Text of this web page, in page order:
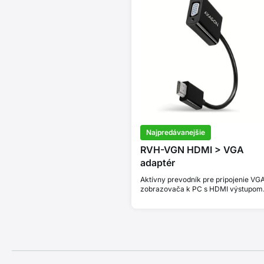
Najpredávanejšie
RVH-VGN HDMI > VGA
adaptér
Aktívny prevodník pre pripojenie
zobrazovača k PC s HDMI výstupom.